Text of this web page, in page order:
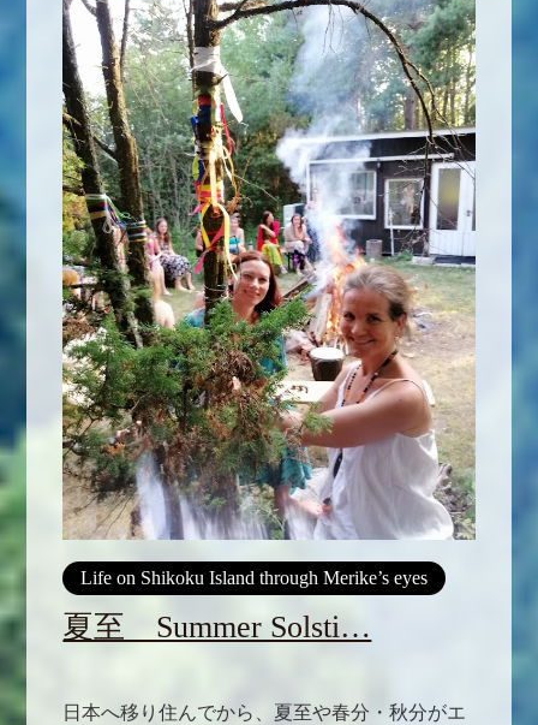
Life on Shikoku Island through Merike’s eyes
夏至 Summer Solsti…
日本へ移り住んでから、夏至や春分・秋分がエ